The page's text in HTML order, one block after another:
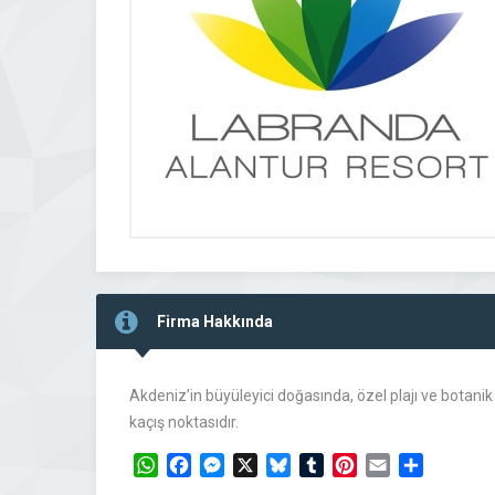
Firma Hakkında
Akdeniz’in büyüleyici doğasında, özel plajı ve
kaçış noktasıdır.
WhatsAppFacebookMessengerBlueskyTumblrPinterest
Email